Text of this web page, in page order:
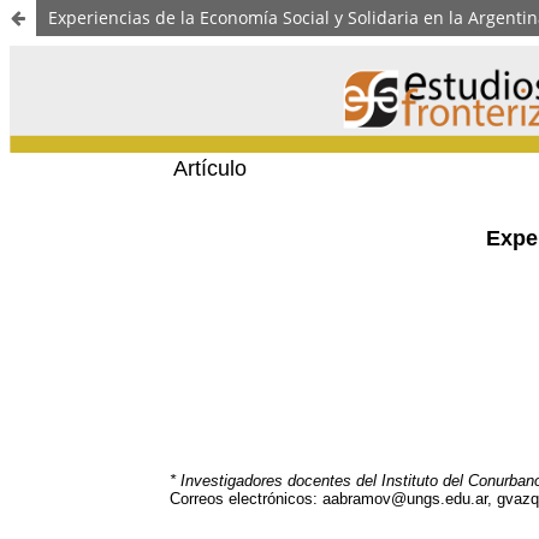
Experiencias de la Economía Social y Solidaria en la